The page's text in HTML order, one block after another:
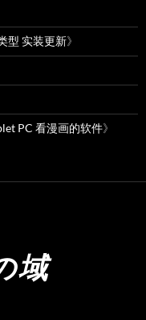
型 实装更新》
PC 看漫画的软件》
域